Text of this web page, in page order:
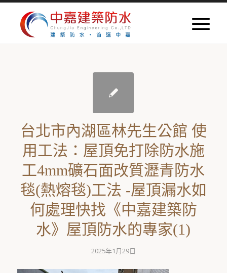
台北市內湖區林先生公館 使
用工法：屋頂免打除防水施
工4mm礦石面改質瀝青防水
毯(熱熔毯)工法 -屋頂漏水如
何處理快找《中嘉建築防
水》屋頂防水的專家(1)
2025年1月29日